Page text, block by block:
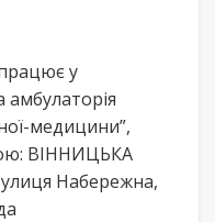
у
амбулаторія
медицини”,
ВІННИЦЬКА
Набережна,